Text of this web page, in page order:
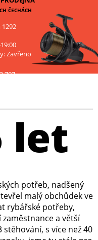
ČECHÁCH
Zavřeno
797
let
potřeb, nadšený
malý obchůdek ve
rybářské potřeby,
a větší
s více než 40